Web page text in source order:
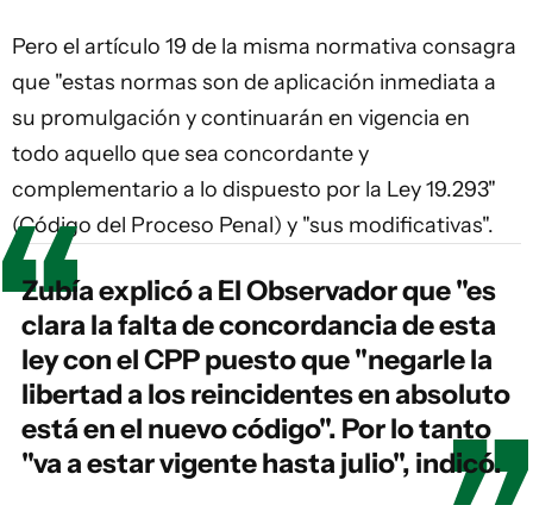
Pero el artículo 19 de la misma normativa consagra
que "estas normas son de aplicación inmediata a
su promulgación y continuarán en vigencia en
todo aquello que sea concordante y
complementario a lo dispuesto por la Ley 19.293"
(Código del Proceso Penal) y "sus modificativas".
Zubía explicó a El Observador que "es
clara la falta de concordancia de esta
ley con el CPP puesto que "negarle la
libertad a los reincidentes en absoluto
está en el nuevo código". Por lo tanto
"va a estar vigente hasta julio", indicó.